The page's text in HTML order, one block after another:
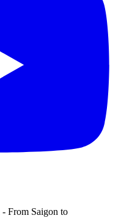
- From Saigon to